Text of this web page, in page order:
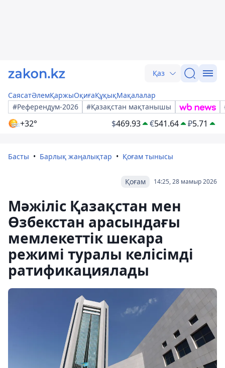
Қаз
СаясатӘлемҚаржыОқиғаҚұқықМақалалар
#Референдум-2026
#Қазақстан мақтанышы
+32° $469.93 €541.64 ₽5.71
Басты Барлық жаңалықтар Қоғам тынысы
14:25, 28 мамыр 2026
Қоғам
Мәжіліс Қазақстан мен
Өзбекстан арасындағы
мемлекеттік шекара
режимі туралы келісімді
ратификациялады